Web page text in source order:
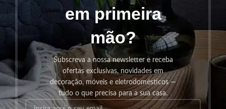
em primeira
mão?
Subscreva a nossa newsletter e receba
ofertas exclusivas, novidades em
decoração, móveis e eletrodomésticos —
tudo o que precisa para a sua casa.